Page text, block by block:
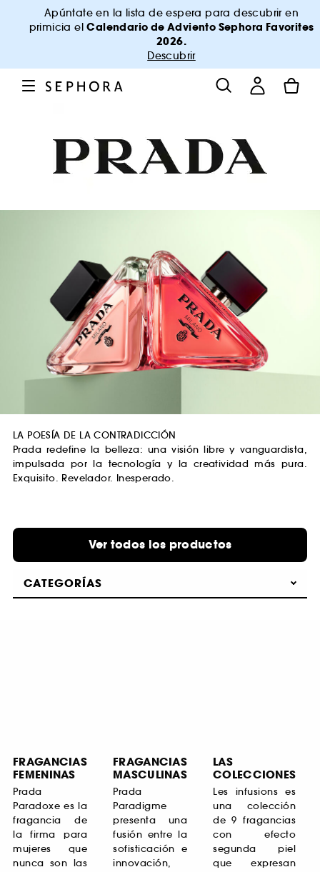
Apúntate en la lista de espera para descubrir en
primicia elCalendario de Adviento Sephora Favorites
2026.
Descubrir
LA POESÍA DE LA CONTRADICCIÓN
Prada redefine la belleza: una visión libre y vanguardista,
impulsada por la tecnología y la creatividad más pura.
Exquisito. Revelador. Inesperado.
Ver todos los productos
CATEGORÍAS
FRAGANCIAS
FEMENINAS
Prada
Paradoxe es la
fragancia de
la firma para
mujeres que
nunca son las
FRAGANCIAS
MASCULINAS
Prada
Paradigme
presenta una
fusión entre la
sofisticación e
innovación,
LAS
COLECCIONES
Les infusions es
una colección
de 9 fragancias
con efecto
segunda piel
que expresan